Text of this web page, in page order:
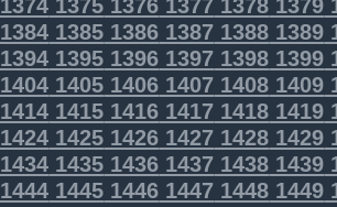
1384 1385 1386 1387 1388 1389
1394 1395 1396 1397 1398 1399
1404 1405 1406 1407 1408 1409
1414 1415 1416 1417 1418 1419
1424 1425 1426 1427 1428 1429
1434 1435 1436 1437 1438 1439
1444 1445 1446 1447 1448 1449